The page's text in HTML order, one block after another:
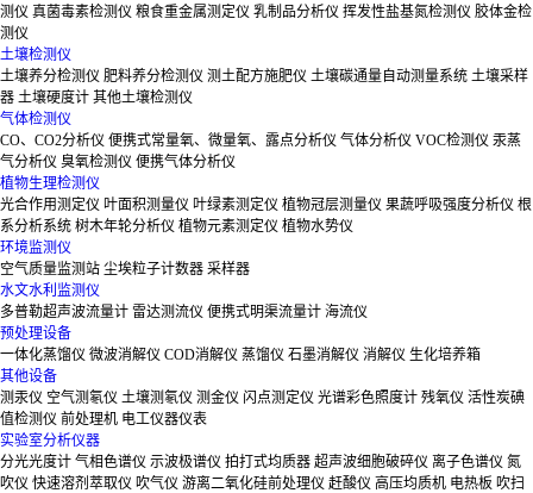
测仪 真菌毒素检测仪 粮食重金属测定仪 乳制品分析仪 挥发性盐基氮检测仪 胶体金检
测仪
土壤检测仪
土壤养分检测仪 肥料养分检测仪 测土配方施肥仪 土壤碳通量自动测量系统 土壤采样
器 土壤硬度计 其他土壤检测仪
气体检测仪
CO、CO2分析仪 便携式常量氧、微量氧、露点分析仪 气体分析仪 VOC检测仪 汞蒸
气分析仪 臭氧检测仪 便携气体分析仪
植物生理检测仪
光合作用测定仪 叶面积测量仪 叶绿素测定仪 植物冠层测量仪 果蔬呼吸强度分析仪 根
系分析系统 树木年轮分析仪 植物元素测定仪 植物水势仪
环境监测仪
空气质量监测站 尘埃粒子计数器 采样器
水文水利监测仪
多普勒超声波流量计 雷达测流仪 便携式明渠流量计 海流仪
预处理设备
一体化蒸馏仪 微波消解仪 COD消解仪 蒸馏仪 石墨消解仪 消解仪 生化培养箱
其他设备
测汞仪 空气测氡仪 土壤测氡仪 测金仪 闪点测定仪 光谱彩色照度计 残氧仪 活性炭碘
值检测仪 前处理机 电工仪器仪表
实验室分析仪器
分光光度计 气相色谱仪 示波极谱仪 拍打式均质器 超声波细胞破碎仪 离子色谱仪 氮
吹仪 快速溶剂萃取仪 吹气仪 游离二氧化硅前处理仪 赶酸仪 高压均质机 电热板 吹扫